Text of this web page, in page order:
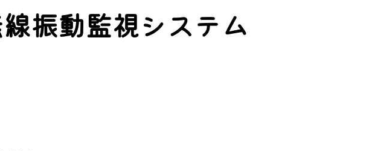
振動監視システム